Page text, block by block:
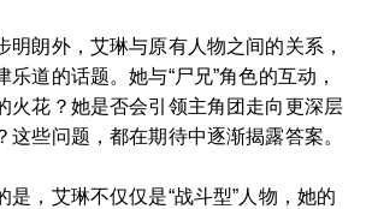
明朗外，艾琳与原有人物之间的关系，
乐道的话题。她与“尸兄”角色的互动，
火花？她是否会引领主角团走向更深层
这些问题，都在期待中逐渐揭露答案。
是，艾琳不仅仅是“战斗型”人物，她的